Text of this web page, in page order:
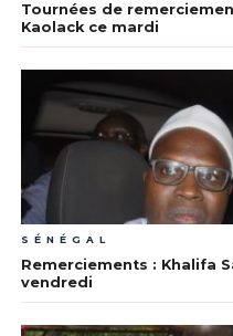
Tournées de
Kaolack ce mardi
SÉNÉGAL
Remerciements : Khalifa
vendredi